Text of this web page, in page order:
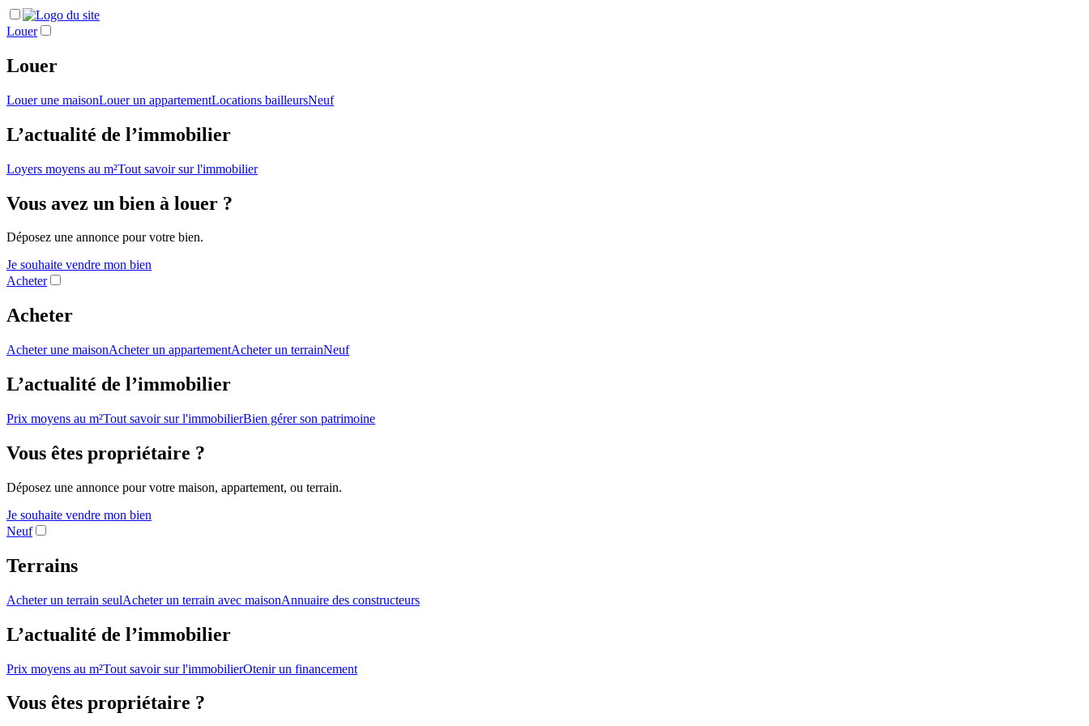
Louer
Louer
Louer une maisonLouer un appartementLocations bailleursNeuf
L’actualité de l’immobilier
Loyers moyens au m²Tout savoir sur l'immobilier
Vous avez un bien à louer ?
Déposez une annonce pour votre bien.
Je souhaite vendre mon bien
Acheter
Acheter
Acheter une maisonAcheter un appartementAcheter un terrainNeuf
L’actualité de l’immobilier
Prix moyens au m²Tout savoir sur l'immobilierBien gérer son patrimoine
Vous êtes propriétaire ?
Déposez une annonce pour votre maison, appartement, ou terrain.
Je souhaite vendre mon bien
Neuf
Terrains
Acheter un terrain seulAcheter un terrain avec maisonAnnuaire des constructeurs
L’actualité de l’immobilier
Prix moyens au m²Tout savoir sur l'immobilierOtenir un financement
Vous êtes propriétaire ?